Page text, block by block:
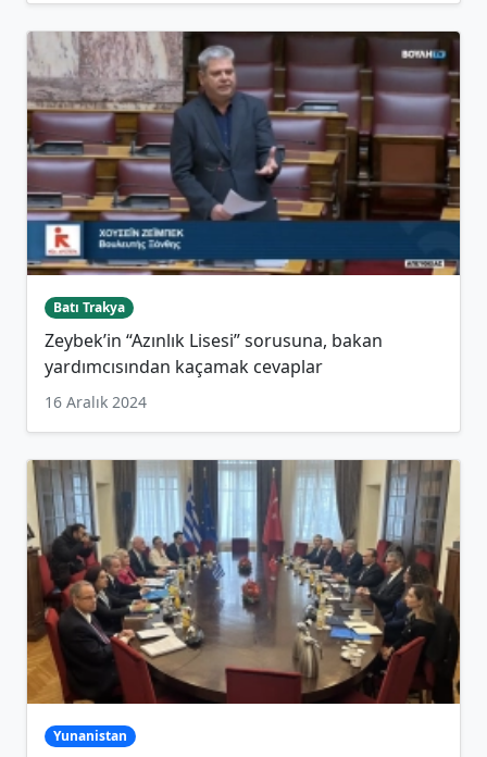
Batı Trakya
Zeybek’in “Azınlık Lisesi” sorusuna, bakan
yardımcısından kaçamak cevaplar
16 Aralık 2024
Yunanistan